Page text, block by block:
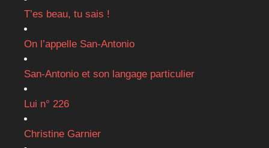
T’es beau, tu sais !
On l’appelle San-Antonio
San-Antonio et son langage particulier
Lui n° 226
Christine Garnier